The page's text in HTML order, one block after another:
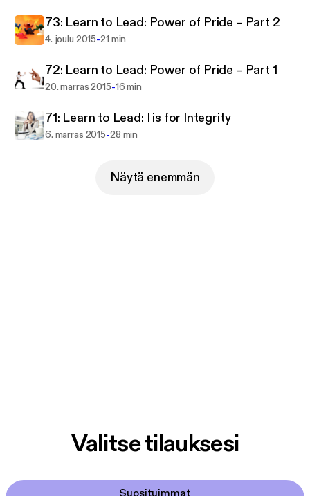
73: Learn to Lead: Power of Pride – Part 2
4. joulu 2015-21 min
72: Learn to Lead: Power of Pride – Part 1
20. marras 2015-16 min
71: Learn to Lead: I is for Integrity
6. marras 2015-28 min
Näytä enemmän
Valitse tilauksesi
Suosituimmat